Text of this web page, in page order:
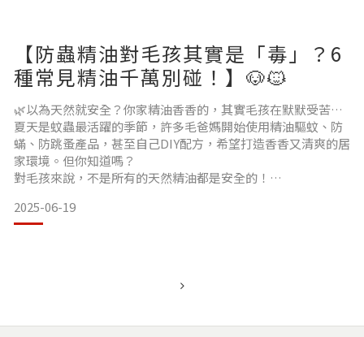
【防蟲精油對毛孩其實是「毒」？6
種常見精油千萬別碰！】🐶🐱
🌿以為天然就安全？你家精油香香的，其實毛孩在默默受苦…
夏天是蚊蟲最活躍的季節，許多毛爸媽開始使用精油驅蚊、防
蟎、防跳蚤產品，甚至自己DIY配方，希望打造香香又清爽的居
家環境。但你知道嗎？
對毛孩來說，不是所有的天然精油都是安全的！
使只是聞到或舔到微量都可能中毒送醫！⚠️ ❗毛孩不能碰的「高
風險精油」TOP 6：精油名稱危害說明茶樹精油（Tea Tree）
2025-06-19